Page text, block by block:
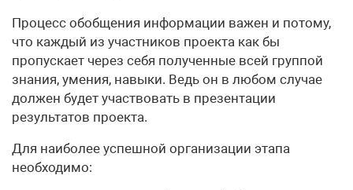
Процесс обобщения информации важен и потому,
что каждый из участников проекта как бы
пропускает через себя полученные всей группой
знания, умения, навыки. Ведь он в любом случае
должен будет участвовать в презентации
результатов проекта.
Для наиболее успешной организации этапа
необходимо: